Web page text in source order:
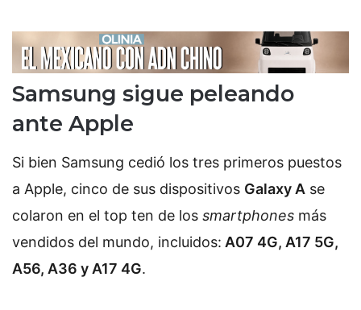
Samsung sigue peleando
ante Apple
Si bien Samsung cedió los tres primeros puestos
a Apple, cinco de sus dispositivos Galaxy A se
colaron en el top ten de los smartphones más
vendidos del mundo, incluidos: A07 4G, A17 5G,
A56, A36 y A17 4G.